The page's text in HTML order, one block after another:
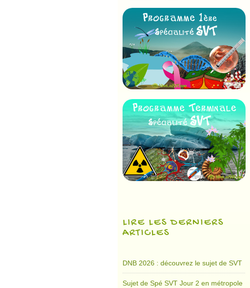
LIRE LES DERNIERS
ARTICLES
DNB 2026 : découvrez le sujet de SVT
Sujet de Spé SVT Jour 2 en métropole